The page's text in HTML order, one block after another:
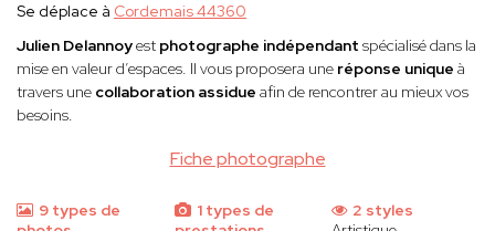
Fiche photographe
Se déplace à Cordemais 44360
Julien Delannoyest photographe indépendant spécialisé dans la
mise en valeur d’espaces. Il vous proposera une réponse unique à
travers une collaboration assidue afin de rencontrer au mieux vos
besoins.
9 types de
1 types de
2 styles